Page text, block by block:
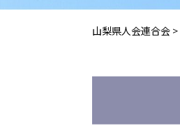
山梨県人会連合会 >